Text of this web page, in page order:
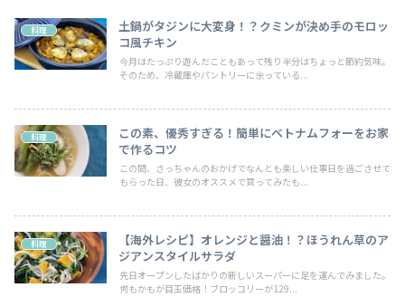
料理
土鍋がタジンに大変身！？クミンが決め手のモロッ
コ風チキン
今月はたっぷり遊んだこともあって残り半分はちょっと節約気味。
そのため、冷蔵庫やパントリーに余っている...
料理
この素、優秀すぎる！簡単にベトナムフォーをお家
で作るコツ
この間、さっちゃんのおかげでなんとも楽しい仕事日を過ごさせて
もらった日、彼女のオススメで買ってみたも...
料理
【海外レシピ】オレンジと醤油！？ほうれん草のア
ジアンスタイルサラダ
先日オープンしたばかりの新しいスーパーに足を運んでみました。
何もかもが目玉価格！ブロッコリーが129...